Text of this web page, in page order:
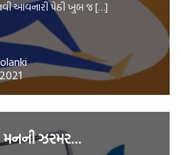
આવનારી પેઠી ખુબ જ […]
મનની ઝરમર…